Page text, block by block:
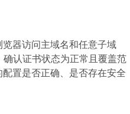
器访问主域名和任意子域
认证书状态为正常且覆盖范
置是否正确、是否存在安全